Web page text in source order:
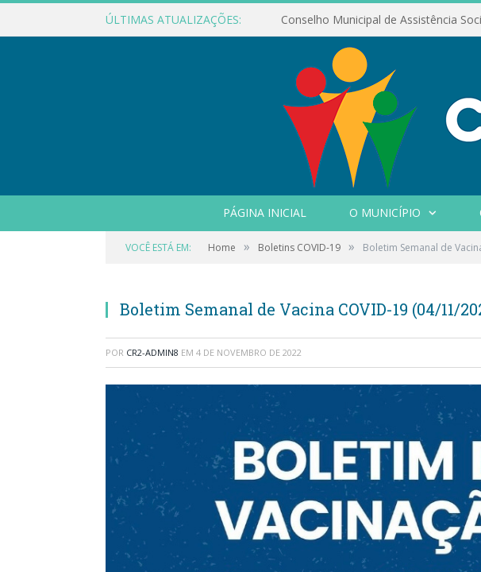
ÚLTIMAS ATUALIZAÇÕES:
PÁGINA INICIAL O MUNICÍPIO
VOCÊ ESTÁ EM: Home » Boletins COVID-19 » Boletim Semanal de
Boletim Semanal de Vacina COVID-19 (04/11/
POR CR2-ADMIN8 EM 4 DE NOVEMBRO DE 2022